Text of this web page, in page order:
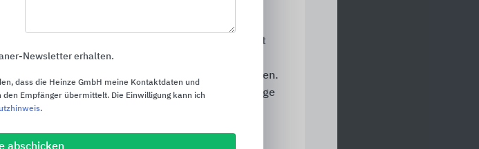
von Elcom. Die Marke Elcom setzt
Audio- und Videotechnologie, um Menschen
zu verbinden und gleichzeitig für Sicherheit zu sorgen.
das Angebot von Elcom für sich – durch hochwertige
erstklassige Verarbeitung und individuelle
Newsletter erhalten.
dass die Heinze GmbH meine Kontaktdaten und
Empfänger übermittelt. Die Einwilligung kann ich
.